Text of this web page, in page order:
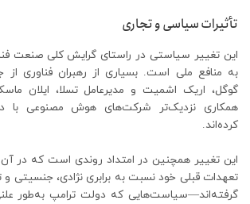
تأثیرات سیاسی و تجاری
این تغییر سیاستی در راستای گرایش کلی صنعت
به منافع ملی است. بسیاری از رهبران فناوری از
گوگل، اریک اشمیت و مدیرعامل تسلا، ایلان
همکاری نزدیک‌تر شرکت‌های هوش مصنوعی با
کرده‌اند.
این تغییر همچنین در امتداد روندی است که در
تعهدات قبلی خود نسبت به برابری نژادی، جنسیتی و
گرفته‌اند—سیاست‌هایی که دولت ترامپ به‌طور